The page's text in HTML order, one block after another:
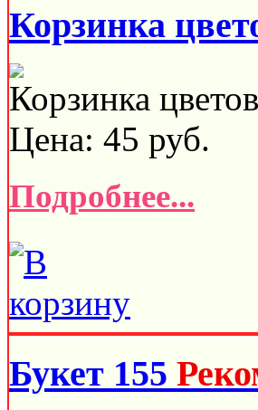
Корзинка
Корзинка
Цена: 45 руб.
Подробнее...
Букет 155